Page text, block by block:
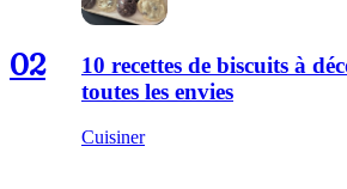
02
10 recettes de biscuits à
toutes les envies
Cuisiner